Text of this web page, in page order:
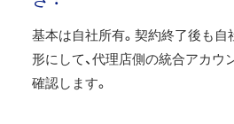
基本は自社所有。契約終了後も自
形にして、代理店側の統合アカウ
確認します。